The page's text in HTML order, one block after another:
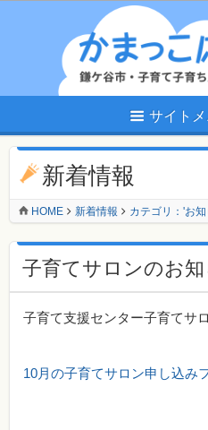
サイト
新着情報
HOME 新着情報 カテゴリ：'お
子育てサロンのお
子育て支援センター子育てサ
10月の子育てサロン申し込み